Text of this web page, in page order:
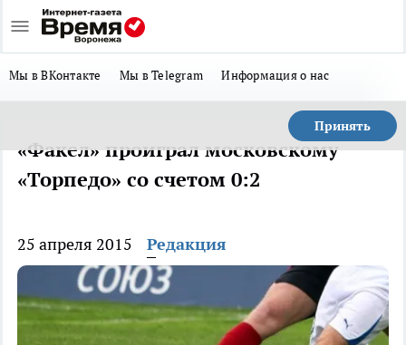
Мы в ВКонтакте Мы в Telegram Информация о нас
Принять
«Факел» проиграл московскому
«Торпедо» со счетом 0:2
25 апреля 2015 Редакция